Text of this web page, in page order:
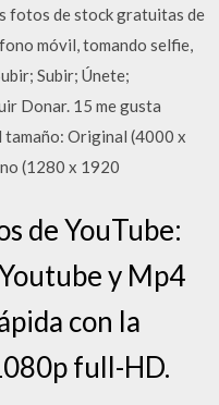
fotos de stock gratuitas de
móvil, tomando selfie,
Subir; Únete;
Donar. 15 me gusta
Original (4000 x
(1280 x 1920
de YouTube:
y Mp4
con la
full-HD.